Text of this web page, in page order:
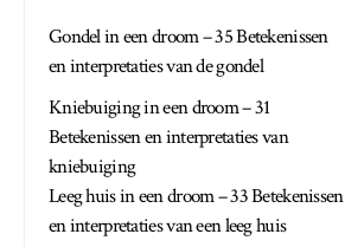
Gondel in een droom – 35 Betekenissen
en interpretaties van de gondel
Kniebuiging in een droom – 31
Betekenissen en interpretaties van
kniebuiging
Leeg huis in een droom – 33 Betekenissen
en interpretaties van een leeg huis